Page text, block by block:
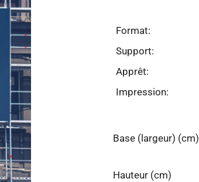
Format:
Support:
Apprêt:
Impression:
Base (largeur) (cm)
Hauteur (cm)